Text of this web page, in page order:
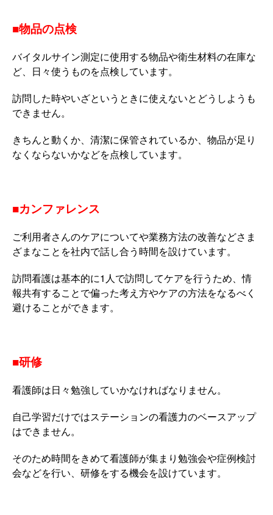
■物品の点検
バイタルサイン測定に使用する物品や衛生材料の在庫な
ど、日々使うものを点検しています。
訪問した時やいざというときに使えないとどうしようも
できません。
きちんと動くか、清潔に保管されているか、物品が足り
なくならないかなどを点検しています。
■カンファレンス
ご利用者さんのケアについてや業務方法の改善などさま
ざまなことを社内で話し合う時間を設けています。
訪問看護は基本的に1人で訪問してケアを行うため、情
報共有することで偏った考え方やケアの方法をなるべく
避けることができます。
■研修
看護師は日々勉強していかなければなりません。
自己学習だけではステーションの看護力のベースアップ
はできません。
そのため時間をきめて看護師が集まり勉強会や症例検討
会などを行い、研修をする機会を設けています。